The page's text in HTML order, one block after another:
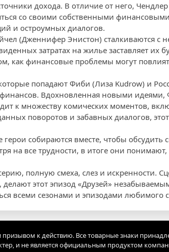
дохода. В отличие от него,
со своими собственными
и остроумных диалогов.
(Дженнифер Энистон) сталкиваются с
затратах на жилье заставляет их
как финансовые проблемы могут
попадают Фиби (Лиза Kudrow) и
финансов. Вдохновленная новыми
к множеству комических моментов,
поворотов и забавных диалогов,
герои собираются вместе, чтобы
на все трудности, в итоге они понимают,
полную смеха, слез и искренности.
этот эпизод «Друзей»
всеми сезонами и эпизодами любимого
к действию. Все товарные знаки
и не является официальным продуктом